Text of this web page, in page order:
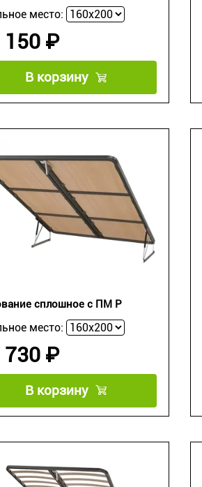
место:
150 ₽
В корзину
сплошное с ПМ Р
место:
730 ₽
В корзину